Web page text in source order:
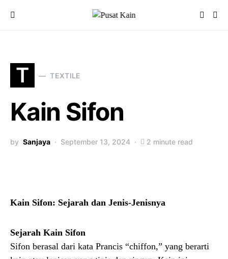
T TEXTILE
Kain Sifon
by Sanjaya September 13, 2024 2 minute read
Kain Sifon: Sejarah dan Jenis-Jenisnya
Sejarah Kain Sifon
Sifon berasal dari kata Prancis “chiffon,” yang berarti